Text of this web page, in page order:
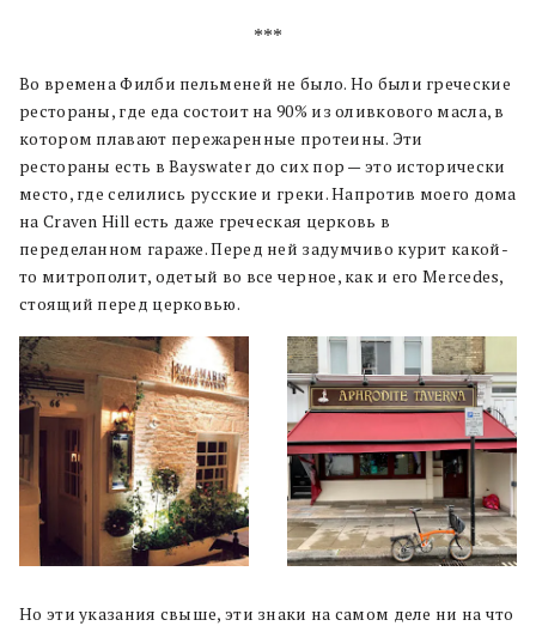
***
Во времена Филби пельменей не было. Но были греческие
рестораны, где еда состоит на 90% из оливкового масла, в
котором плавают пережаренные протеины. Эти
рестораны есть в Bayswater до сих пор — это исторически
место, где селились русские и греки. Напротив моего дома
на Craven Hill есть даже греческая церковь в
переделанном гараже. Перед ней задумчиво курит какой-
то митрополит, одетый во все черное, как и его Mercedes,
стоящий перед церковью.
Но эти указания свыше, эти знаки на самом деле ни на что